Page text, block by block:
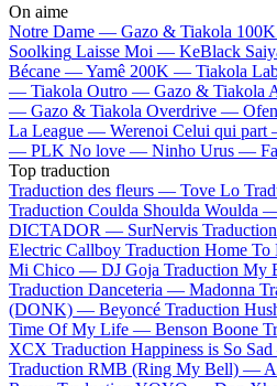
On aime
Notre Dame — Gazo & Tiakola
Soolking Laisse Moi — KeBlack
Bécane —Yamê 200K — Tiakola
— Tiakola Outro — Gazo & Tiakola
— Gazo & Tiakola Overdrive —
La League — Werenoi Celui qui
— PLK No love — Ninho Urus —
Top traduction
Traduction des fleurs — Tove Lo
Traduction Coulda Shoulda Woulda
DICTADOR — SurNervis
Electric Callboy Traduction Home
Mi Chico — DJ Goja Traduction My
Traduction Danceteria — Madonna
(DONK) — Beyoncé Traduction
Time Of My Life — Benson Boone
XCX Traduction Happiness is So
Traduction RMB (Ring My Bell) —